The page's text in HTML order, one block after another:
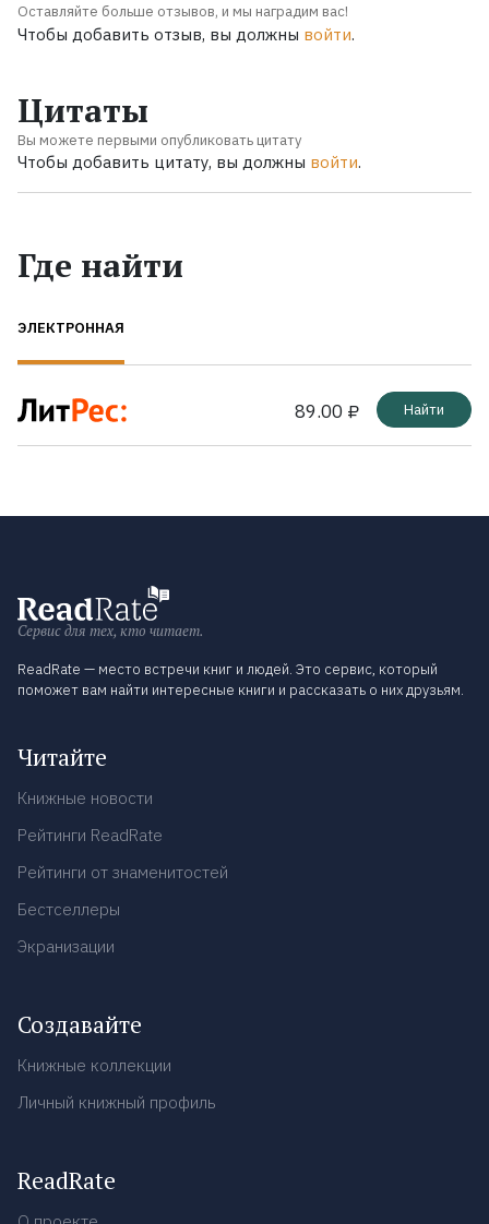
Оставляйте больше отзывов, и мы наградим вас!
Чтобы добавить отзыв, вы должны войти.
Цитаты
Вы можете первыми опубликовать цитату
Чтобы добавить цитату, вы должны войти.
Где найти
ЭЛЕКТРОННАЯ
89.00 ₽ Найти
Сервис для тех, кто читает.
ReadRate — место встречи книг и людей. Это сервис, который
поможет вам найти интересные книги и рассказать о них друзьям.
Читайте
Книжные новости
Рейтинги ReadRate
Рейтинги от знаменитостей
Бестселлеры
Экранизации
Создавайте
Книжные коллекции
Личный книжный профиль
ReadRate